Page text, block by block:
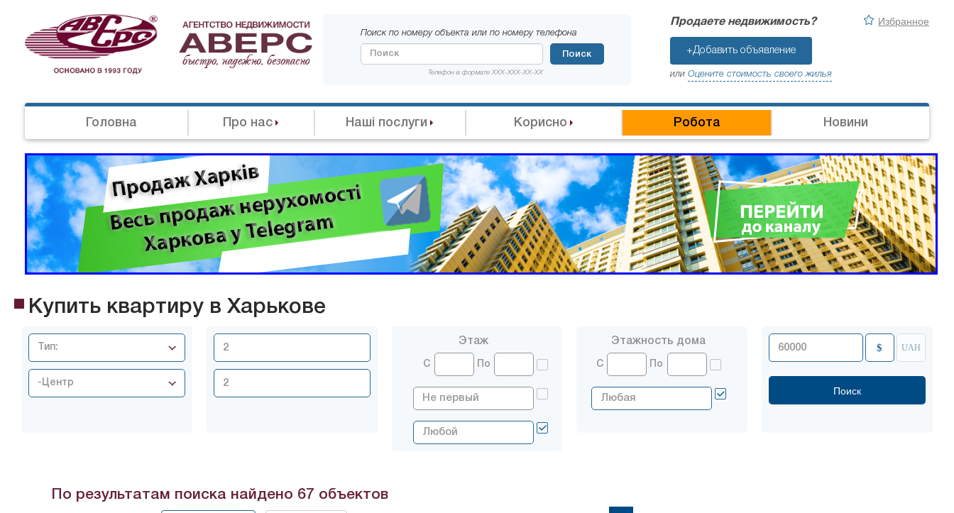
Поиск по номеру объекта или по номеру телефона
Телефон в формате XXX-XXX-XX-XX
Поиск
Продаете недвижимость?
+Добавить объявление
или Оцените стоимость своего жилья
Избранное
Головна Про нас Наші послуги Корисно Робота Новини
Купить квартиру в Харькове
Тип:
-Центр
Этаж
С По
Этажность дома
С По
$ UAH
По результатам поиска найдено 67 объектов